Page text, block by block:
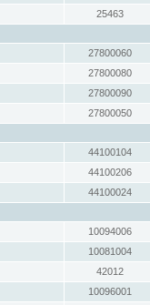
25463
27800060
27800080
27800090
27800050
44100104
44100206
44100024
10094006
10081004
42012
10096001